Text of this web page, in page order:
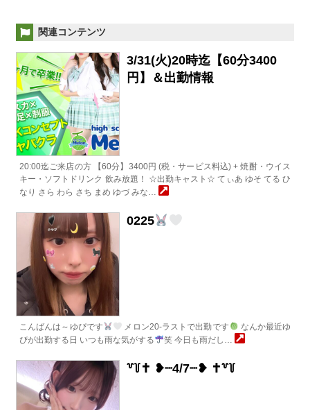
関連コンテンツ
3/31(火)20時迄【60分3400
円】＆出勤情報
20:00迄ご来店の方 【60分】3400円 (税・サービス料込) + 焼酎・ウイス
キー・ソフトドリンク 飲み放題！ ☆出勤キャスト☆ てぃあ ゆそ てる ひ
なり さら わら さち まめ ゆづ みな…
0225
こんばんは～ゆぴです メロン20-ラストで出勤です
なんか最近ゆ
ぴが出勤する日 いつも雨な気がする
笑 今日も雨だし…
꒷꒦‪✝︎ ❥┈4/7┈❥‪ ✝︎꒷꒦